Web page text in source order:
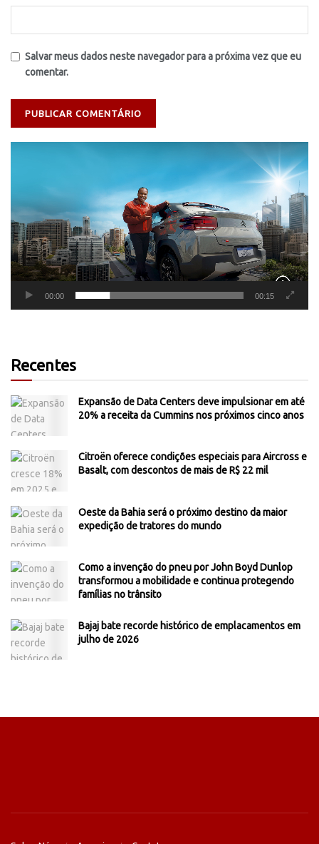
Salvar meus dados neste navegador para a próxima vez que eu
comentar.
00:00 00:15
Recentes
Expansão de Data Centers deve impulsionar em até
20% a receita da Cummins nos próximos cinco anos
Citroën oferece condições especiais para Aircross e
Basalt, com descontos de mais de R$ 22 mil
Oeste da Bahia será o próximo destino da maior
expedição de tratores do mundo
Como a invenção do pneu por John Boyd Dunlop
transformou a mobilidade e continua protegendo
famílias no trânsito
Bajaj bate recorde histórico de emplacamentos em
julho de 2026